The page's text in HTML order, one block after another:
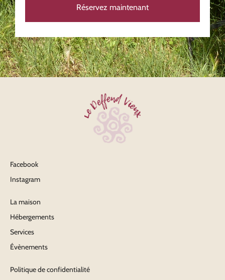
Réservez maintenant
Facebook
Instagram
La maison
Hébergements
Services
Évènements
Politique de confidentialité